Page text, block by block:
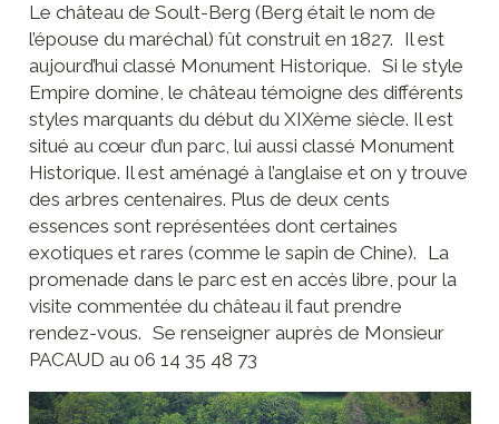
Le château de Soult-Berg (Berg était le nom de
l’épouse du maréchal) fût construit en 1827. Il est
aujourd’hui classé Monument Historique. Si le style
Empire domine, le château témoigne des différents
styles marquants du début du XIXème siècle. Il est
situé au cœur d’un parc, lui aussi classé Monument
Historique. Il est aménagé à l’anglaise et on y trouve
des arbres centenaires. Plus de deux cents
essences sont représentées dont certaines
exotiques et rares (comme le sapin de Chine). La
promenade dans le parc est en accès libre, pour la
visite commentée du château il faut prendre
rendez-vous. Se renseigner auprès de Monsieur
PACAUD au 06 14 35 48 73